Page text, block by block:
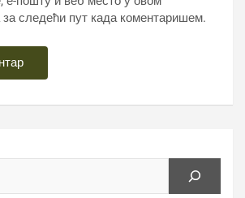
за следећи пут када коментаришем.